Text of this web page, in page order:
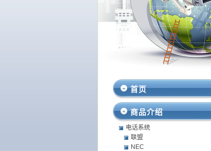
首页
商品介绍
电话系统
联盟
NEC